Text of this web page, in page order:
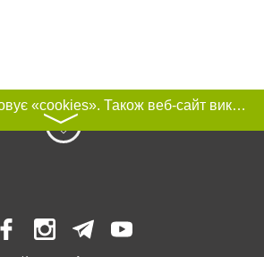
Цей сайт використовує «cookies». Також веб-сайт використовує інтернет-сервіс для збору технічних даних стосовно відвідувачів з метою отримання маркетингової та статистичної інформації. Умови обробки даних відвідувачів сайту див.
〉